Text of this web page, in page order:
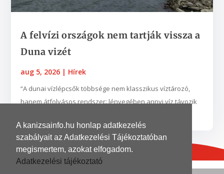
A kanizsainfo.hu honlap adatkezelés
szabályait az Adatkezelési Tájékoztatóban
megismertem, azokat elfogadom.
Adatkezelési tájékoztató
A felvízi országok nem tartják vissza a
Duna vizét
aug 5, 2026 | Hírek
“A dunai vízlépcsők többsége nem klasszikus víztározó,
hanem átfolyásos rendszer: lényegében annyi víz távozik